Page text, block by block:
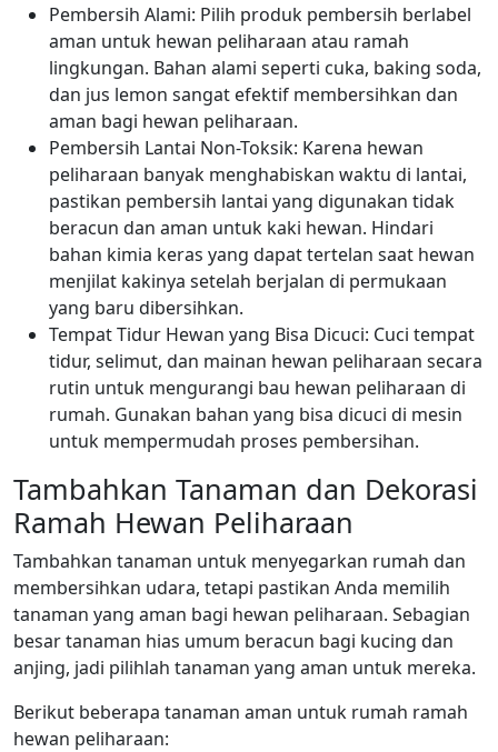
Pembersih Alami: Pilih produk pembersih berlabel
aman untuk hewan peliharaan atau ramah
lingkungan. Bahan alami seperti cuka, baking soda,
dan jus lemon sangat efektif membersihkan dan
aman bagi hewan peliharaan.
Pembersih Lantai Non-Toksik: Karena hewan
peliharaan banyak menghabiskan waktu di lantai,
pastikan pembersih lantai yang digunakan tidak
beracun dan aman untuk kaki hewan. Hindari
bahan kimia keras yang dapat tertelan saat hewan
menjilat kakinya setelah berjalan di permukaan
yang baru dibersihkan.
Tempat Tidur Hewan yang Bisa Dicuci: Cuci tempat
tidur, selimut, dan mainan hewan peliharaan secara
rutin untuk mengurangi bau hewan peliharaan di
rumah. Gunakan bahan yang bisa dicuci di mesin
untuk mempermudah proses pembersihan.
Tambahkan Tanaman dan Dekorasi
Ramah Hewan Peliharaan
Tambahkan tanaman untuk menyegarkan rumah dan
membersihkan udara, tetapi pastikan Anda memilih
tanaman yang aman bagi hewan peliharaan. Sebagian
besar tanaman hias umum beracun bagi kucing dan
anjing, jadi pilihlah tanaman yang aman untuk mereka.
Berikut beberapa tanaman aman untuk rumah ramah
hewan peliharaan: